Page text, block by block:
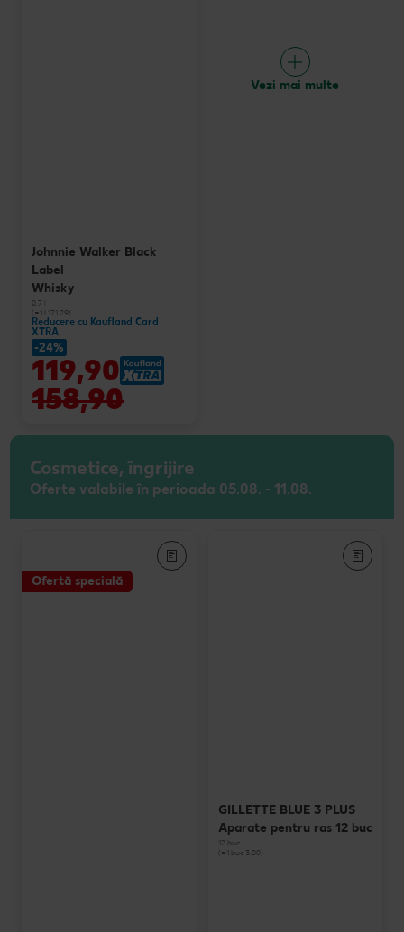
Johnnie Walker Black
Label
Whisky
0,7 l
(=1 l 171.29)
Reducere cu Kaufland Card
XTRA
-24%
119,90
158,90
Vezi mai multe
Cosmetice, îngrijire
Oferte valabile în perioada 05.08. - 11.08.
Ofertă specială
GILLETTE BLUE 3 PLUS
Aparate pentru ras 12 buc
12 buc
(=1 buc 3.00)